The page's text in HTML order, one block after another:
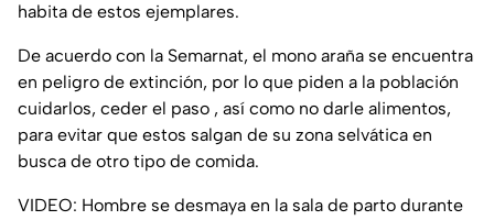
habita de estos ejemplares.
De acuerdo con la Semarnat, el mono araña se encuentra
en peligro de extinción, por lo que piden a la población
cuidarlos, ceder el paso , así como no darle alimentos,
para evitar que estos salgan de su zona selvática en
busca de otro tipo de comida.
VIDEO: Hombre se desmaya en la sala de parto durante